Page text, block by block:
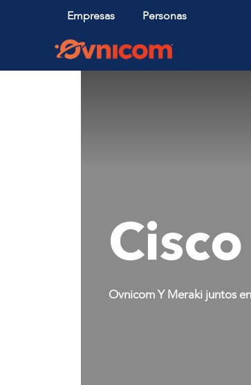
Empresas Personas
Ovnicom Y Meraki juntos